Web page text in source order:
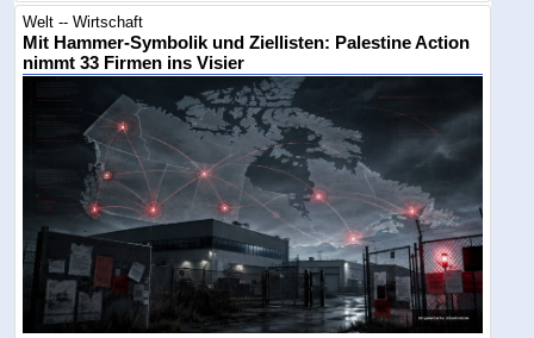
Welt -- Wirtschaft
Mit Hammer-Symbolik und Ziellisten: Palestine Action
nimmt 33 Firmen ins Visier